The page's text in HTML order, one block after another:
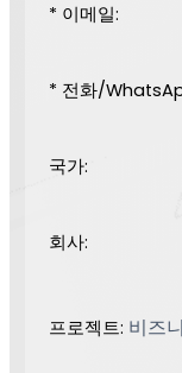
* 이메일:
* 전화/
국가:
회사:
프로젝트: